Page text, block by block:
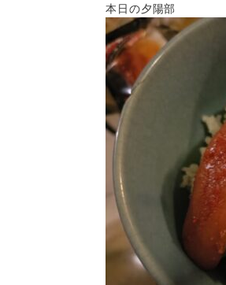
本日の夕陽部